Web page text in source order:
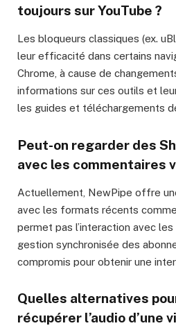
toujours sur YouTube ?
Les bloqueurs classiques (ex.
leur efficacité dans certains
Chrome, à cause de
informations sur ces outils et
les guides et téléchargements
Peut-on regarder des
avec les commentaires
Actuellement, NewPipe offre
avec les formats récents
permet pas l’interaction avec
gestion synchronisée des
compromis pour obtenir une
Quelles alternatives
récupérer l’audio d’une